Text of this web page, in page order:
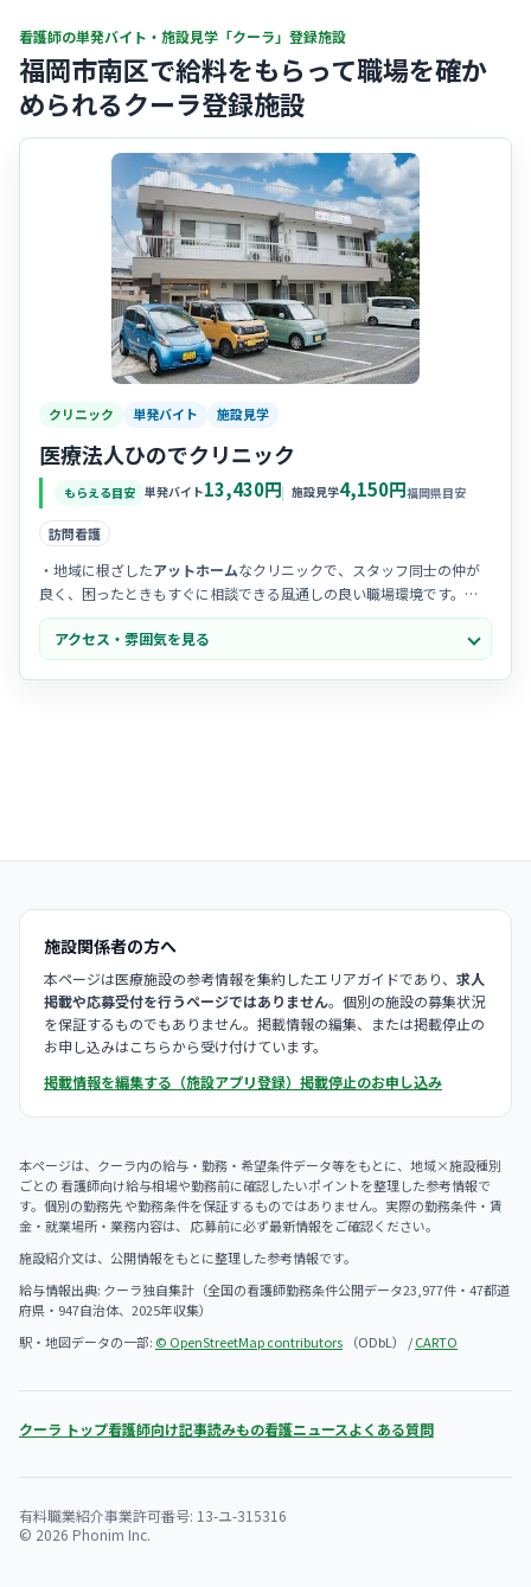
看護師の単発バイト・施設見学「クーラ」登録施設
福岡市南区で給料をもらって職場を確か
められるクーラ登録施設
クリニック 単発バイト 施設見学
医療法人ひのでクリニック
もらえる目安 単発バイト13,430円 施設見学4,150円福岡県目安
訪問看護
・地域に根ざしたアットホームなクリニックで、スタッフ同士の仲が
良く、困ったときもすぐに相談できる風通しの良い職場環境です。
・チームワークが抜群で、看護師だけでなく他職種とも密な連携が取
れており、全員で患者様を支える温かい一体感があります。
・患者様からは「親身になって話を聞いてくれる」といった感謝の声
アクセス・雰囲気を見る
施設関係者の方へ
本ページは医療施設の参考情報を集約したエリアガイドであり、 求人
掲載や応募受付を行うページではありません。個別の施設の募集状況
を保証するものでもありません。掲載情報の編集、または掲載停止の
お申し込みはこちらから受け付けています。
掲載情報を編集する（施設アプリ登録） 掲載停止のお申し込み
本ページは、クーラ内の給与・勤務・希望条件データ等をもとに、地域×施設種別
ごとの 看護師向け給与相場や勤務前に確認したいポイントを整理した参考情報で
す。個別の勤務先 や勤務条件を保証するものではありません。実際の勤務条件・賃
金・就業場所・業務内容は、 応募前に必ず最新情報をご確認ください。
施設紹介文は、公開情報をもとに整理した参考情報です。
給与情報出典: クーラ独自集計（全国の看護師勤務条件公開データ23,977件・47都道
府県・947自治体、2025年収集）
駅・地図データの一部: © OpenStreetMap contributors （ODbL） /CARTO
クーラ トップ看護師向け記事読みもの看護ニュースよくある質問
有料職業紹介事業許可番号: 13-ユ-315316
© 2026 Phonim Inc.